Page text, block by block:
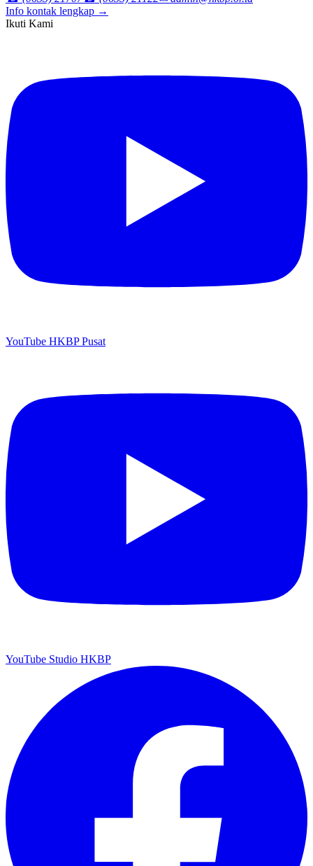
Info kontak lengkap →
Ikuti Kami
YouTube HKBP Pusat
YouTube Studio HKBP